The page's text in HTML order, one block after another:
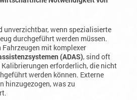
unverzichtbar, wenn spezialisierte
durchgeführt werden müssen.
mit komplexer
(ADAS), sind oft
erforderlich, die nicht
werden können. Externe
hinzugezogen, was zu
(Az. 6 C 225/12)
nicht verpflichtet ist, eine